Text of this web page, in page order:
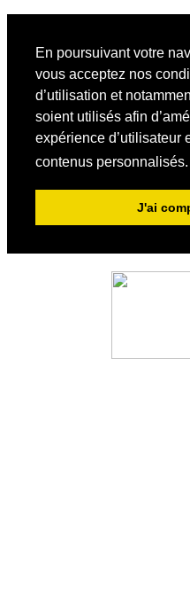
En poursuivant votre
vous acceptez nos
d’utilisation et
soient utilisés afin
expérience d’utilisateur
contenus personnalisés.
J'ai